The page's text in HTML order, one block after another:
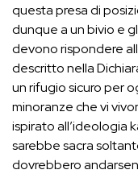
questa presa di
dunque a un bivio e
devono rispondere
descritto nella
un rifugio sicuro per
minoranze che vi
ispirato all’ideologia
sarebbe sacra
dovrebbero